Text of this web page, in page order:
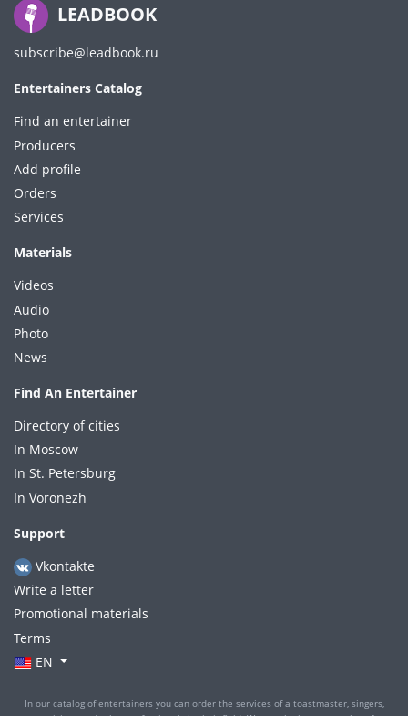
LEADBOOK
subscribe@leadbook.ru
Entertainers Catalog
Find an entertainer
Producers
Add profile
Orders
Services
Materials
Videos
Audio
Photo
News
Find An Entertainer
Directory of cities
In Moscow
In St. Petersburg
In Voronezh
Support
Vkontakte
Write a letter
Promotional materials
Terms
EN
In our catalog of entertainers you can order the services of a toastmaster, singers,